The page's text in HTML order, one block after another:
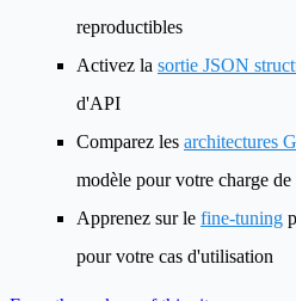
reproductibles
Activez la sortie JSON
d'API
Comparez les architectures
modèle pour votre charge de
Apprenez sur le fine-tuning
pour votre cas d'utilisation